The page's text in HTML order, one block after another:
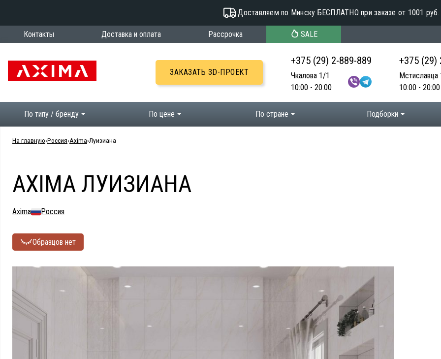
Доставляем по Минску БЕСПЛАТНО при заказе от 1001 руб.
Контакты Доставка и оплата Рассрочка SALE
ЗАКАЗАТЬ 3D-ПРОЕКТ
+375 (29) 2-889-889
Чкалова 1/1
10:00 - 20:00
+375 (29)
Мстиславца
10:00 - 20:00
По типу / бренду По цене По стране Подборки
На главную Россия Axima Луизиана
AXIMA ЛУИЗИАНА
Axima Россия
Образцов нет